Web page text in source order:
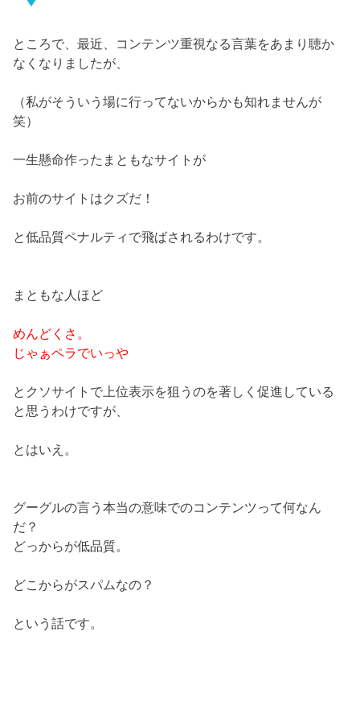
ところで、最近、コンテンツ重視なる言葉をあまり聴か
なくなりましたが、
（私がそういう場に行ってないからかも知れませんが
笑）
一生懸命作ったまともなサイトが
お前のサイトはクズだ！
と低品質ペナルティで飛ばされるわけです。
まともな人ほど
めんどくさ。
じゃぁペラでいっや
とクソサイトで上位表示を狙うのを著しく促進している
と思うわけですが、
とはいえ。
グーグルの言う本当の意味でのコンテンツって何なん
だ？
どっからが低品質。
どこからがスパムなの？
という話です。